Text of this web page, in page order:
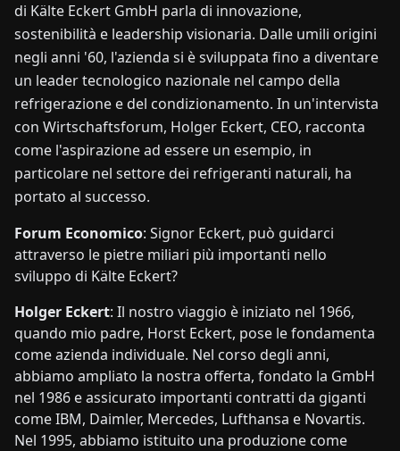
CONTATTACI
di Kälte Eckert GmbH parla di innovazione,
sostenibilità e leadership visionaria. Dalle umili origini
negli anni '60, l'azienda si è sviluppata fino a diventare
un leader tecnologico nazionale nel campo della
refrigerazione e del condizionamento. In un'intervista
con Wirtschaftsforum, Holger Eckert, CEO, racconta
come l'aspirazione ad essere un esempio, in
particolare nel settore dei refrigeranti naturali, ha
portato al successo.
Forum Economico: Signor Eckert, può guidarci
attraverso le pietre miliari più importanti nello
sviluppo di Kälte Eckert?
Holger Eckert: Il nostro viaggio è iniziato nel 1966,
quando mio padre, Horst Eckert, pose le fondamenta
come azienda individuale. Nel corso degli anni,
abbiamo ampliato la nostra offerta, fondato la GmbH
nel 1986 e assicurato importanti contratti da giganti
come IBM, Daimler, Mercedes, Lufthansa e Novartis.
Nel 1995, abbiamo istituito una produzione come